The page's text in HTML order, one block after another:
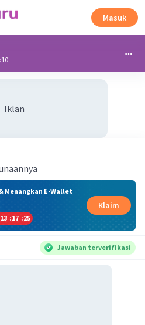
Masuk
Iklan
Menangkan E-Wallet
13 :17 :25
Klaim
Jawaban terverifikasi